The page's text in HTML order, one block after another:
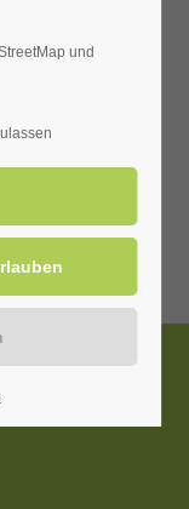
der positive
kann
€
und